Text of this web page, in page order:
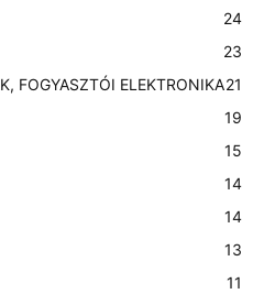
24
23
FOGYASZTÓI ELEKTRONIKA21
19
15
14
14
13
11